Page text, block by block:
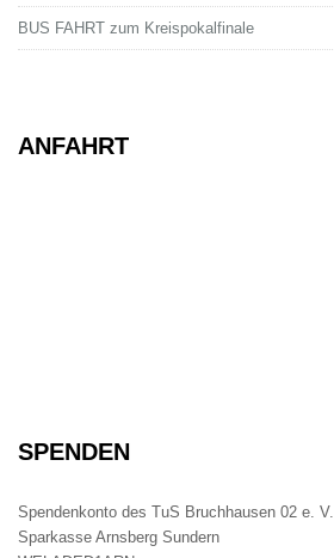
BUS FAHRT zum Kreispokalfinale
ANFAHRT
SPENDEN
Spendenkonto des TuS Bruchhausen 02 e. V.
Sparkasse Arnsberg Sundern